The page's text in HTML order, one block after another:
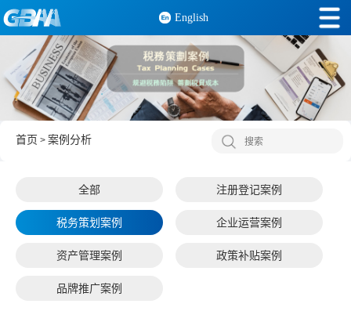
English
首页 > 案例分析
全部 注册登记案例
税务策划案例 企业运营案例
资产管理案例 政策补贴案例
品牌推广案例